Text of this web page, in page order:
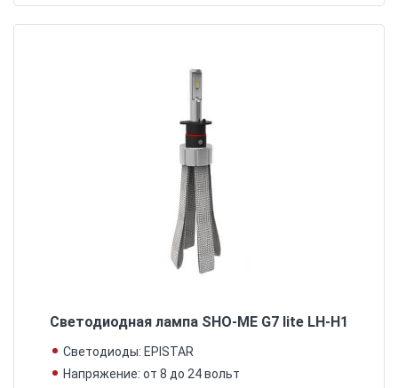
Светодиодная лампа SHO-ME G7 lite LH-H1
Светодиоды: EPISTAR
Напряжение: от 8 до 24 вольт